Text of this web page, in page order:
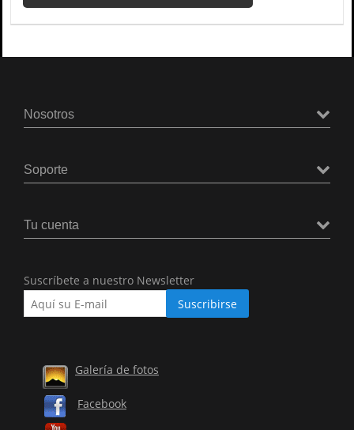
Nosotros
Soporte
Tu cuenta
Suscríbete a nuestro Newsletter
Galería de fotos
Facebook